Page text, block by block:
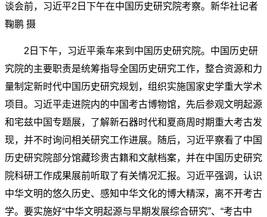
谈会前，习近平2日下午在中国历史研究院考察。新华社记者
鞠鹏 摄
2日下午，习近平乘车来到中国历史研究院。中国历史研
究院的主要职责是统筹指导全国历史研究工作，整合资源和力
量制定新时代中国历史研究规划，组织实施国家史学重大学术
项目。习近平走进院内的中国考古博物馆，先后参观文明起源
和宅兹中国专题展，了解新石器时代和夏商周时期重大考古发
现，并不时询问相关研究工作进展。随后，习近平察看了中国
历史研究院部分馆藏珍贵古籍和文献档案，并在中国历史研究
院科研工作成果展前听取了有关情况汇报。习近平强调，认识
中华文明的悠久历史、感知中华文化的博大精深，离不开考古
学。要实施好“中华文明起源与早期发展综合研究”、“考古中